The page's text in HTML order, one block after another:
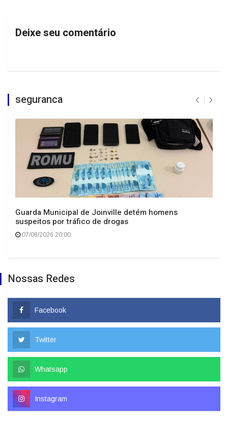
Deixe seu comentário
seguranca
Guarda Municipal de Joinville detém homens
suspeitos por tráfico de drogas
07/08/2026 20:00
Nossas Redes
Facebook
Twitter
Whatsapp
Instagram